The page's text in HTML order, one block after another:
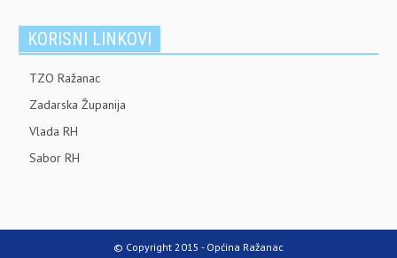
KORISNI LINKOVI
TZO Ražanac
Zadarska Županija
Vlada RH
Sabor RH
© Copyright 2015 - Općina Ražanac